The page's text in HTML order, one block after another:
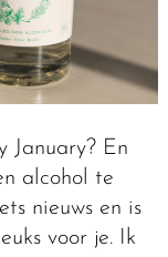
January? En
alcohol te
nieuws en is
voor je. Ik